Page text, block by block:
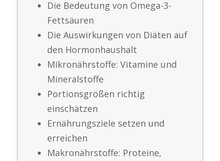
Die Bedeutung von Omega-3-
Fettsäuren
Die Auswirkungen von Diäten auf
den Hormonhaushalt
Mikronährstoffe: Vitamine und
Mineralstoffe
Portionsgrößen richtig
einschätzen
Ernährungsziele setzen und
erreichen
Makronährstoffe: Proteine,